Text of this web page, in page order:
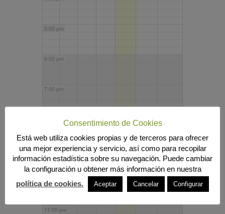
5:00 pm
6:00 pm
7:00 pm
9:00 pm
10:00 pm
11:00 pm
Consentimiento de Cookies
Está web utiliza cookies propias y de terceros para ofrecer
una mejor experiencia y servicio, así como para recopilar
información estadística sobre su navegación. Puede cambiar
la configuración u obtener más información en nuestra
política de cookies.
Aceptar Cancelar Configurar